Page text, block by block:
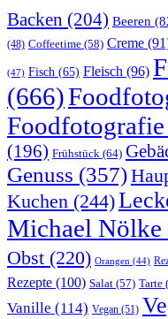
Backen (204) Beeren
(48) Coffeetime (58) Creme
(47) Fisch (65) Fleisch (96)
(666)
Foodfotografie
(196) Frühstück (64)
Genuss (357)
Kuchen (244)
Michael Nölke
Obst (220) Orangen (44)
Rezepte (100) Salat (57) Tarte
Vanille (114) Vegan (51)